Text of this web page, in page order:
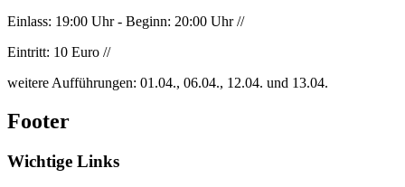
Einlass: 19:00 Uhr - Beginn: 20:00 Uhr //
Eintritt: 10 Euro //
weitere Aufführungen: 01.04., 06.04., 12.04. und 13.04.
Footer
Wichtige Links